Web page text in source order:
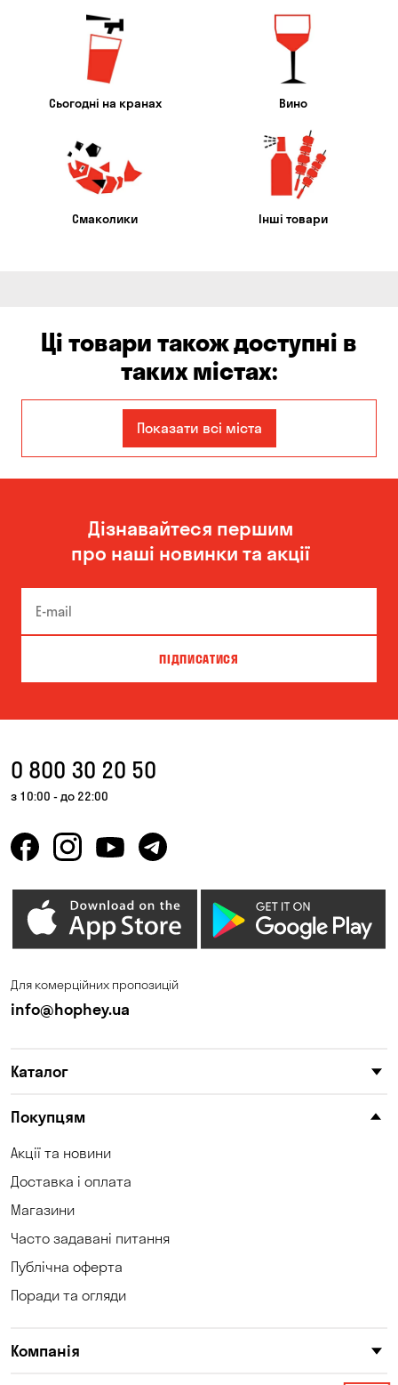
Сьогодні на кранах Вино
Смаколики Інші товари
Ці товари також доступні в
таких містах:
Єлизаветівка
Авангард Бабурка
Бориспіль Боярка
Бровари Буча
Велика Северинка Вишгород
Горішні Плавні
Зазим’є Запоріжжя
Кам'яні Потоки
Котівка
Кошари
Крюківщина
Кушугум
Показати всі міста
Дізнавайтеся першим
про наші новинки та акції
ПІДПИСАТИСЯ
0 800 30 20 50
з 10:00 - до 22:00
Для комерційних пропозицій
info@hophey.ua
Каталог
Покупцям
Акції та новини
Доставка і оплата
Магазини
Часто задавані питання
Публічна оферта
Поради та огляди
Компанія